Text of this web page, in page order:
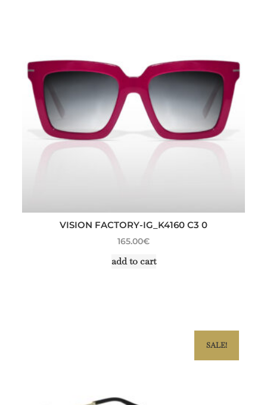
VISION FACTORY-IG_K4160 C3 0
165.00€
add to cart
SALE!